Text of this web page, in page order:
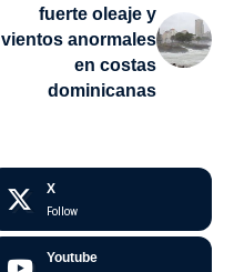
fuerte oleaje y
vientos anormales
en costas
dominicanas
X
Follow
Youtube